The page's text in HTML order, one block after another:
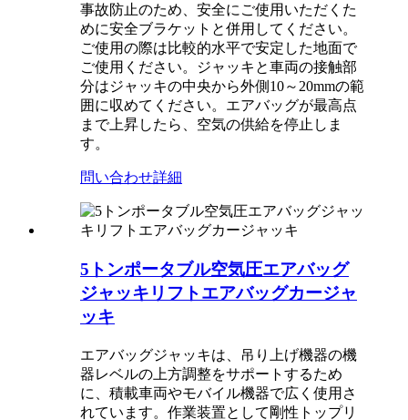
事故防止のため、安全にご使用いただくた
めに安全ブラケットと併用してください。
ご使用の際は比較的水平で安定した地面で
ご使用ください。ジャッキと車両の接触部
分はジャッキの中央から外側10～20mmの範
囲に収めてください。エアバッグが最高点
まで上昇したら、空気の供給を停止しま
す。
問い合わせ詳細
5トンポータブル空気圧エアバッグ
ジャッキリフトエアバッグカージャ
ッキ
エアバッグジャッキは、吊り上げ機器の機
器レベルの上方調整をサポートするため
に、積載車両やモバイル機器で広く使用さ
れています。作業装置として剛性トップリ